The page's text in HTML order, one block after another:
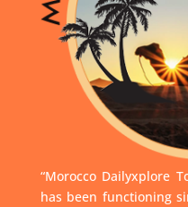
“Morocco Dailyxplore
has been functioning